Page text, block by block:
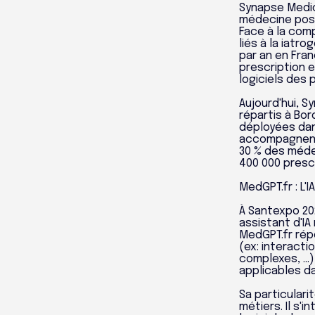
Synapse
médecine
Face à la
liés à la
par an en
prescription
logiciels des
Aujourd'hui,
répartis à
déployées
30 % des
400 000
MedGPT.fr :
À Santexpo
assistant d'IA
MedGPT.fr
(ex:
complexes,
applicables
Sa
métiers. Il